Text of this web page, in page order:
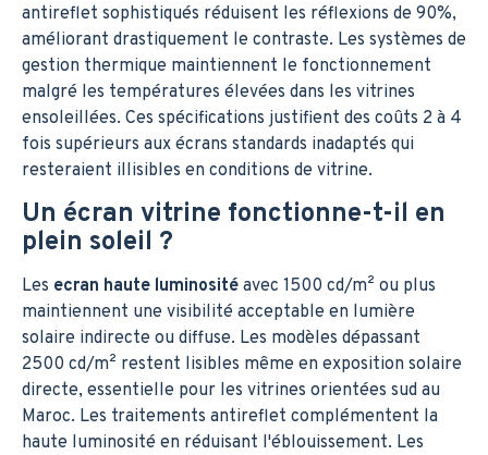
antireflet sophistiqués réduisent les réflexions de 90%,
améliorant drastiquement le contraste. Les systèmes de
gestion thermique maintiennent le fonctionnement
malgré les températures élevées dans les vitrines
ensoleillées. Ces spécifications justifient des coûts 2 à 4
fois supérieurs aux écrans standards inadaptés qui
resteraient illisibles en conditions de vitrine.
Un écran vitrine fonctionne-t-il en
plein soleil ?
Les ecran haute luminosité avec 1500 cd/m² ou plus
maintiennent une visibilité acceptable en lumière
solaire indirecte ou diffuse. Les modèles dépassant
2500 cd/m² restent lisibles même en exposition solaire
directe, essentielle pour les vitrines orientées sud au
Maroc. Les traitements antireflet complémentent la
haute luminosité en réduisant l'éblouissement. Les